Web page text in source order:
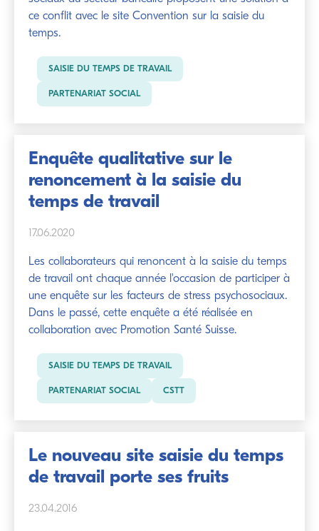
ce conflit avec le site Convention sur la saisie du
temps.
SAISIE DU TEMPS DE TRAVAIL
PARTENARIAT SOCIAL
Enquête qualitative sur le
renoncement à la saisie du
temps de travail
17.06.2020
Les collaborateurs qui renoncent à la saisie du temps
de travail ont chaque année l'occasion de participer à
une enquête sur les facteurs de stress psychosociaux.
Dans le passé, cette enquête a été réalisée en
collaboration avec Promotion Santé Suisse.
SAISIE DU TEMPS DE TRAVAIL
PARTENARIAT SOCIAL CSTT
Le nouveau site saisie du temps
de travail porte ses fruits
23.04.2016